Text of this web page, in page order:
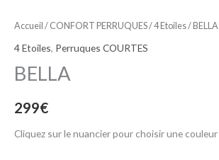
Accueil / CONFORT PERRUQUES/4 Etoiles/ BELLA
4 Etoiles, Perruques COURTES
BELLA
299€
Cliquez sur le nuancier pour choisir une couleur